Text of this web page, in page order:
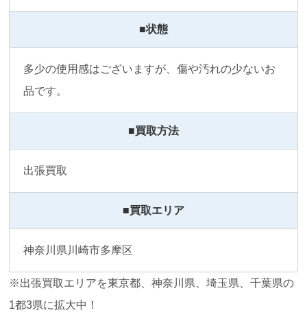
■状態
多少の使用感はございますが、傷や汚れの少ないお
品です。
■買取方法
出張買取
■買取エリア
神奈川県川崎市多摩区
※出張買取エリアを東京都、神奈川県、埼玉県、千葉県の
1都3県に拡大中！